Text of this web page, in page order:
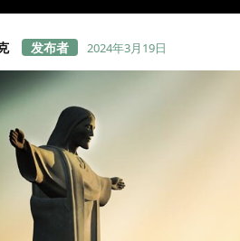
2024年3月19日